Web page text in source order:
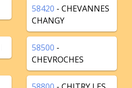
58420 - CHEVANNES
CHANGY
58500 -
CHEVROCHES